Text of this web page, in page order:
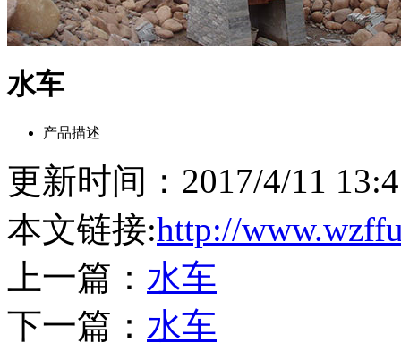
水车
产品描述
更新时间：2017/4/11
本文链接:http://
上一篇： 水车
下一篇： 水车